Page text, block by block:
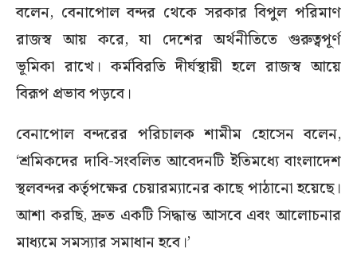
বলেন, বেনাপোল বন্দর থেকে সরকার বিপুল পরিমাণ
রাজস্ব আয় করে, যা দেশের অর্থনীতিতে গুরুত্বপূর্ণ
ভূমিকা রাখে। কর্মবিরতি দীর্ঘস্থায়ী হলে রাজস্ব আয়ে
বিরূপ প্রভাব পড়বে।
বেনাপোল বন্দরের পরিচালক শামীম হোসেন বলেন,
‘শ্রমিকদের দাবি-সংবলিত আবেদনটি ইতিমধ্যে বাংলাদেশ
স্থলবন্দর কর্তৃপক্ষের চেয়ারম্যানের কাছে পাঠানো হয়েছে।
আশা করছি, দ্রুত একটি সিদ্ধান্ত আসবে এবং আলোচনার
মাধ্যমে সমস্যার সমাধান হবে।’